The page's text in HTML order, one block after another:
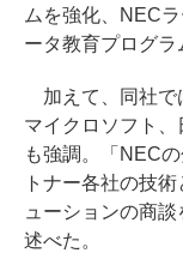
ムを強化、NEC
ータ教育プログラ
加えて、同社で
マイクロソフト
も強調。「NEC
トナー各社の技
ューションの商
述べた。